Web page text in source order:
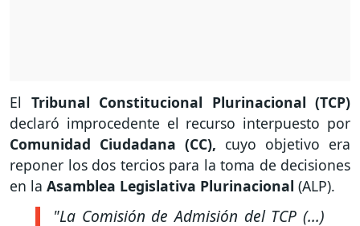
El Tribunal Constitucional Plurinacional (TCP)
declaró improcedente el recurso interpuesto por
Comunidad Ciudadana (CC), cuyo objetivo era
reponer los dos tercios para la toma de decisiones
en la Asamblea Legislativa Plurinacional (ALP).
"La Comisión de Admisión del TCP (...)